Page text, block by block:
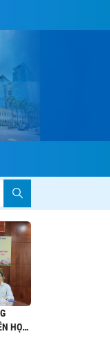
khảo sát thực tế tại
HỌP